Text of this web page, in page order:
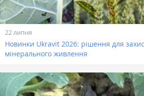
22 липня
Новинки Ukravit 2026: рішення для
мінерального живлення